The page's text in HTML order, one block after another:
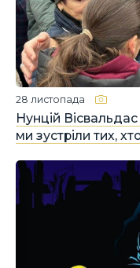
Нунцій
ми зустріли тих,
28 листопада